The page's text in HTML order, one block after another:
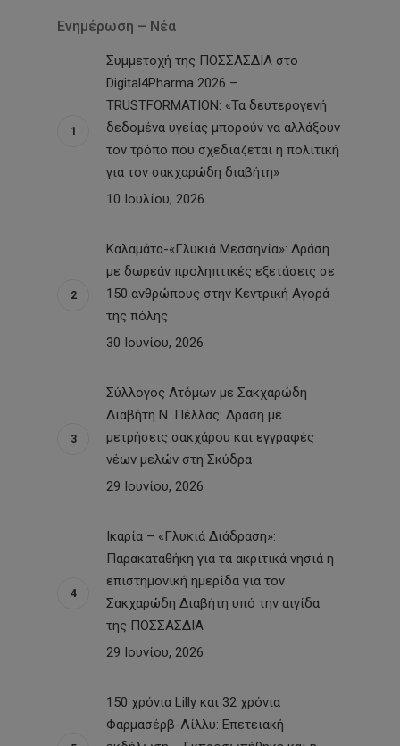
Ενημέρωση – Νέα
Συμμετοχή της ΠΟΣΣΑΣΔΙΑ στο
Digital4Pharma 2026 –
TRUSTFORMATION: «Τα δευτερογενή
δεδομένα υγείας μπορούν να αλλάξουν
τον τρόπο που σχεδιάζεται η πολιτική
για τον σακχαρώδη διαβήτη»
10 Ιουλίου, 2026
Καλαμάτα-«Γλυκιά Μεσσηνία»: Δράση
με δωρεάν προληπτικές εξετάσεις σε
150 ανθρώπους στην Κεντρική Αγορά
της πόλης
30 Ιουνίου, 2026
Σύλλογος Ατόμων με Σακχαρώδη
Διαβήτη Ν. Πέλλας: Δράση με
μετρήσεις σακχάρου και εγγραφές
νέων μελών στη Σκύδρα
29 Ιουνίου, 2026
Ικαρία – «Γλυκιά Διάδραση»:
Παρακαταθήκη για τα ακριτικά νησιά η
επιστημονική ημερίδα για τον
Σακχαρώδη Διαβήτη υπό την αιγίδα
της ΠΟΣΣΑΣΔΙΑ
29 Ιουνίου, 2026
150 χρόνια Lilly και 32 χρόνια
Φαρμασέρβ-Λίλλυ: Eπετειακή